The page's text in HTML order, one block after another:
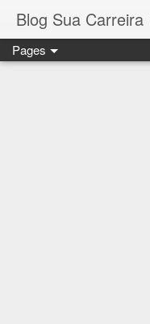
Blog Sua Carreira
Pages